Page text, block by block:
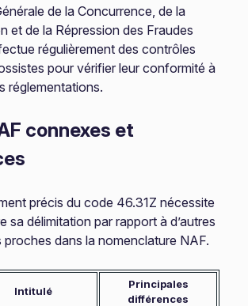
de la Concurrence, de la
et de la Répression des Fraudes
régulièrement des contrôles
pour vérifier leur conformité à
réglementations.
connexes et
précis du code 46.31Z nécessite
sa délimitation par rapport à d’autres
dans la nomenclature NAF.
Intitulé
Principales
différences